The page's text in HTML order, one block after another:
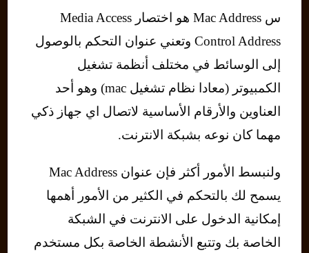
س Mac Address هو اختصار Media Access
Control Address وتعني عنوان التحكم بالوصول
إلى الوسائط في مختلف أنظمة تشغيل
الكمبيوتر (معادا نظام تشغيل mac) وهو أحد
العناوين والأرقام الأساسية لاتصال اي جهاز ذكي
مهما كان نوعه بشبكة الانترنت.
ولنبسط الأمور أكثر فإن عنوان Mac Address
يسمح لك بالتحكم في الكثير من الأمور أهمها
إمكانية الدخول على الانترنت في الشبكة
الخاصة بك وتتبع الأنشطة الخاصة بكل مستخدم